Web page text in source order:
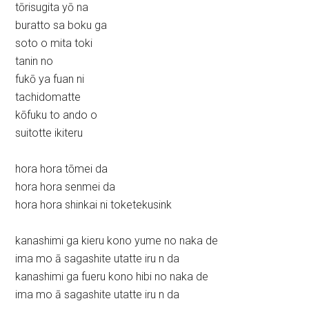
tōrisugita yō na
buratto sa boku ga
soto o mita toki
tanin no
fukō ya fuan ni
tachidomatte
kōfuku to ando o
suitotte ikiteru
hora hora tōmei da
hora hora senmei da
hora hora shinkai ni toketekusink
kanashimi ga kieru kono yume no naka de
ima mo ā sagashite utatte iru n da
kanashimi ga fueru kono hibi no naka de
ima mo ā sagashite utatte iru n da